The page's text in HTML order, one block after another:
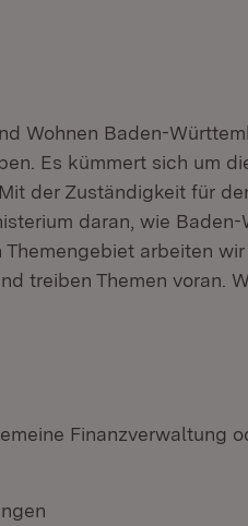
Wohnen Baden-
Es kümmert sich um
der Zuständigkeit für
daran, wie Baden-
arbeiten
treiben Themen voran.
Finanzverwaltung